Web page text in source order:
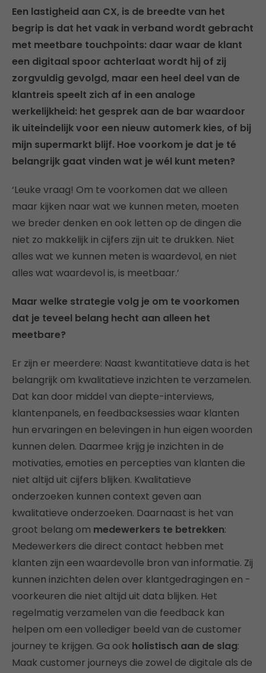
Een lastigheid aan CX, is de breedte van het
begrip is dat het vaak in verband wordt gebracht
met meetbare touchpoints: daar waar de klant
een digitaal spoor achterlaat wordt hij of zij
zorgvuldig gevolgd, maar een heel deel van de
klantreis speelt zich af in een analoge
werkelijkheid: het gesprek aan de bar waardoor
ik uiteindelijk voor een nieuw automerk kies, of bij
mijn supermarkt blijf. Hoe voorkom je dat je té
belangrijk gaat vinden wat je wél kunt meten?
‘Leuke vraag! Om te voorkomen dat we alleen
maar kijken naar wat we kunnen meten, moeten
we breder denken en ook letten op de dingen die
niet zo makkelijk in cijfers zijn uit te drukken. Niet
alles wat we kunnen meten is waardevol, en niet
alles wat waardevol is, is meetbaar.’
Maar welke strategie volg je om te voorkomen
dat je teveel belang hecht aan alleen het
meetbare?
Er zijn er meerdere: Naast kwantitatieve data is het
belangrijk om kwalitatieve inzichten te verzamelen.
Dat kan door middel van diepte-interviews,
klantenpanels, en feedbacksessies waar klanten
hun ervaringen en belevingen in hun eigen woorden
kunnen delen. Daarmee krijg je inzichten in de
motivaties, emoties en percepties van klanten die
niet altijd uit cijfers blijken. Kwalitatieve
onderzoeken kunnen context geven aan
kwalitatieve onderzoeken. Daarnaast is het van
groot belang om medewerkers te betrekken:
Medewerkers die direct contact hebben met
klanten zijn een waardevolle bron van informatie. Zij
kunnen inzichten delen over klantgedragingen en -
voorkeuren die niet altijd uit data blijken. Het
regelmatig verzamelen van die feedback kan
helpen om een vollediger beeld van de customer
journey te krijgen. Ga ook holistisch aan de slag:
Maak customer journeys die zowel de digitale als de